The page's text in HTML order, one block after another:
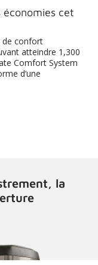
cet
1,300
System
la